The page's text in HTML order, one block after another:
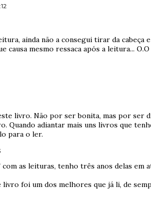
ainda não a consegui tirar da cabeça
causa mesmo ressaca após a leitura... O.O
livro. Não por ser bonita, mas por ser
adiantar mais uns livros que
para o ler.
com as leituras, tenho três anos delas
livro foi um dos melhores que já li, de